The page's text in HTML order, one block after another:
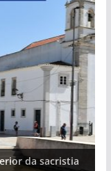
da sacristia